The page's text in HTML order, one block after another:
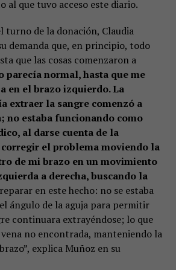
al que tuvo acceso este diario.
turno de la donación, Claudia
demanda que, en principio, todo
que las cosas comenzaron a
parecía normal, hasta que me
en el brazo izquierdo. La
extraer la sangre comenzó a
no estaba funcionando como
al darse cuenta de la
el problema moviendo la
de mi brazo en un movimiento
a derecha, buscando la
en este hecho: no se estaba
ángulo de la aguja para permitir
continuara extrayéndose; lo que
no encontrada, manteniendo la
explica Muñoz en su